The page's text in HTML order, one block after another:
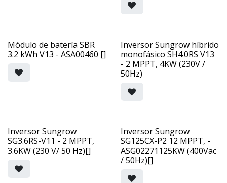
Módulo de batería SBR
3.2 kWh V13 - ASA00460 []
Inversor Sungrow híbrido
monofásico SH4.0RS V13
- 2 MPPT, 4KW (230V /
50Hz)
Inversor Sungrow
SG3.6RS-V11 - 2 MPPT,
3.6KW (230 V/ 50 Hz)[]
Inversor Sungrow
SG125CX-P2 12 MPPT, -
ASG02271125KW (400Vac
/ 50Hz)[]